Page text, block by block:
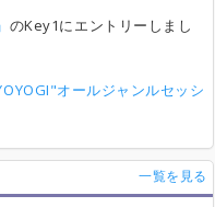
のKey1にエントリーしまし
オールジャンルセッシ
一覧を見る